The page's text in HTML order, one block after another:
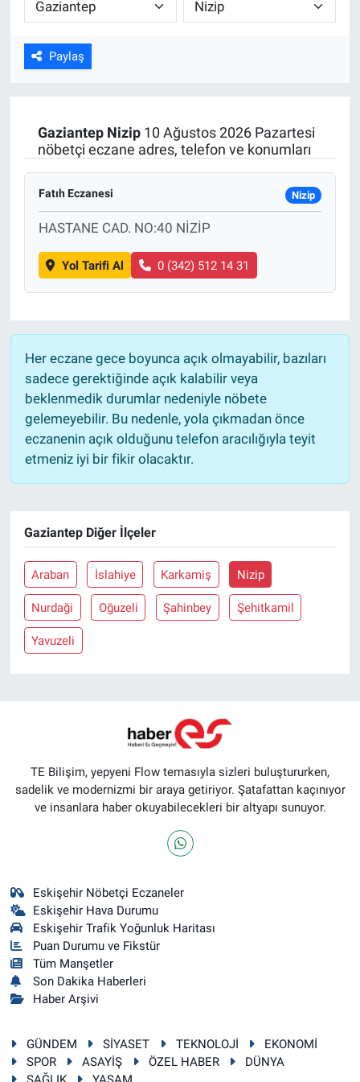
Paylaş
Gaziantep Nizip10 Ağustos 2026 Pazartesi
nöbetçi eczane adres, telefon ve konumları
Fatıh Eczanesi Nizip
HASTANE CAD. NO:40 NİZİP
Yol Tarifi Al 0 (342) 512 14 31
Her eczane gece boyunca açık olmayabilir, bazıları
sadece gerektiğinde açık kalabilir veya
beklenmedik durumlar nedeniyle nöbete
gelemeyebilir. Bu nedenle, yola çıkmadan önce
eczanenin açık olduğunu telefon aracılığıyla teyit
etmeniz iyi bir fikir olacaktır.
Gaziantep Diğer İlçeler
Araban İslahiye Karkamiş Nizip
Nurdaği Oğuzeli Şahinbey Şehitkamil
Yavuzeli
TE Bilişim, yepyeni Flow temasıyla sizleri buluştururken,
sadelik ve modernizmi bir araya getiriyor. Şatafattan kaçınıyor
ve insanlara haber okuyabilecekleri bir altyapı sunuyor.
Eskişehir Nöbetçi Eczaneler
Eskişehir Hava Durumu
Eskişehir Trafik Yoğunluk Haritası
Puan Durumu ve Fikstür
Tüm Manşetler
Son Dakika Haberleri
Haber Arşivi
GÜNDEM SİYASET TEKNOLOJİ
EKONOMİ
SPOR
ASAYİŞ ÖZEL HABER
DÜNYA